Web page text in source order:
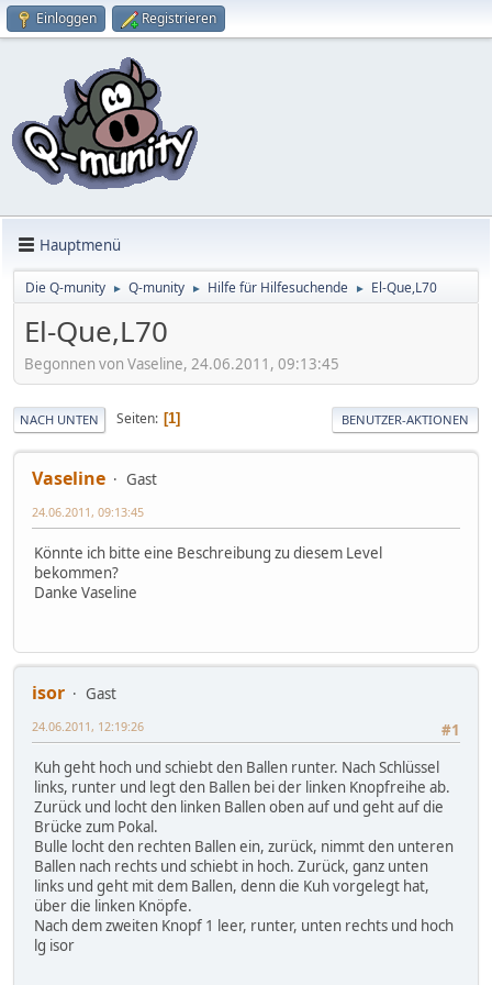
Einloggen Registrieren
Hauptmenü
Die Q-munity ► Q-munity ► Hilfe für Hilfesuchende ► El-Que,L70
El-Que,L70
Begonnen von Vaseline, 24.06.2011, 09:13:45
NACH UNTEN Seiten 1 BENUTZER-AKTIONEN
Vaseline Gast
24.06.2011, 09:13:45
Könnte ich bitte eine Beschreibung zu diesem Level
bekommen?
Danke Vaseline
isor
Gast
#1
24.06.2011, 12:19:26
Kuh geht hoch und schiebt den Ballen runter. Nach Schlüssel
links, runter und legt den Ballen bei der linken Knopfreihe ab.
Zurück und locht den linken Ballen oben auf und geht auf die
Brücke zum Pokal.
Bulle locht den rechten Ballen ein, zurück, nimmt den unteren
Ballen nach rechts und schiebt in hoch. Zurück, ganz unten
links und geht mit dem Ballen, denn die Kuh vorgelegt hat,
über die linken Knöpfe.
Nach dem zweiten Knopf 1 leer, runter, unten rechts und hoch
lg isor